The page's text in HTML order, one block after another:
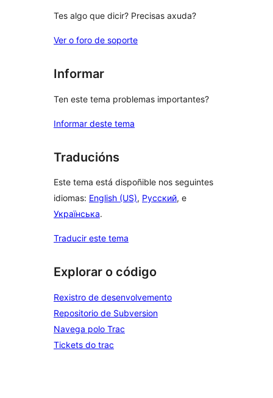
Tes algo que dicir? Precisas axuda?
Ver o foro de soporte
Informar
Ten este tema problemas importantes?
Informar deste tema
Traducións
Este tema está dispoñible nos seguintes
idiomas: English (US), Русский, e
Українська.
Traducir este tema
Explorar o código
Rexistro de desenvolvemento
Repositorio de Subversion
Navega polo Trac
Tickets do trac